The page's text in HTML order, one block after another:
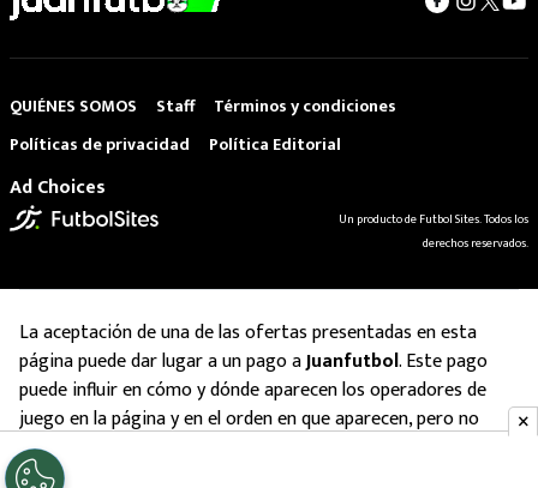
QUIÉNES SOMOS Staff
Términos y condiciones
Políticas de privacidad
Política Editorial
Ad Choices
Un producto de Futbol Sites. Todos los
derechos reservados.
La aceptación de una de las ofertas presentadas en esta
página puede dar lugar a un pago aJuanfutbol. Este pago
puede influir en cómo y dónde aparecen los operadores de
juego en la página y en el orden en que aparecen, pero no
influye en nuestras evaluaciones.